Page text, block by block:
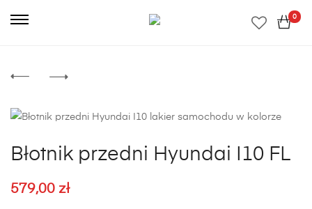
0
Błotnik przedni Hyundai I10 FL
579,00 zł